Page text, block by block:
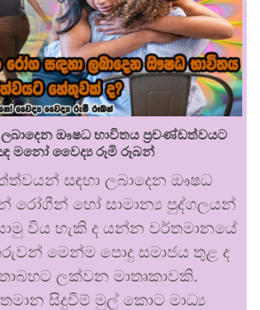
ඖෂධ භාවිතය ප්‍රචණ්ඩත්වයට
මනෝ වෛද්‍ය රූමි රූබන්
සඳහා ලබාදෙන ඖෂධ
රෝගීන් හෝ සාමාන්‍ය පුද්ගලයන්
විය හැකි ද යන්න වර්තමානයේ
මෙන්ම පොදු සමාජය තුළ ද
ලක්වන මාතෘකාවකි.
සිදුවීම් මුල් කොට මාධ්‍ය